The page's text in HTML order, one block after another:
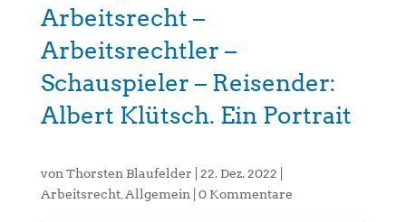
Arbeitsrecht –
Arbeitsrechtler –
Schauspieler – Reisender:
Albert Klütsch. Ein Portrait
von Thorsten Blaufelder 22. Dez. 2022
Arbeitsrecht, Allgemein 0 Kommentare